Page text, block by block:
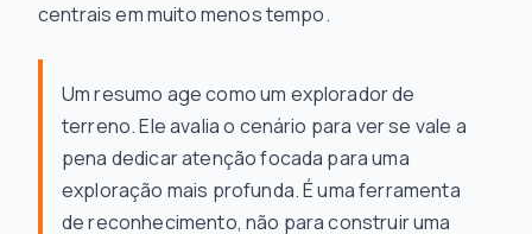
centrais em muito menos tempo.
Um resumo age como um explorador de
terreno. Ele avalia o cenário para ver se vale a
pena dedicar atenção focada para uma
exploração mais profunda. É uma ferramenta
de reconhecimento, não para construir uma